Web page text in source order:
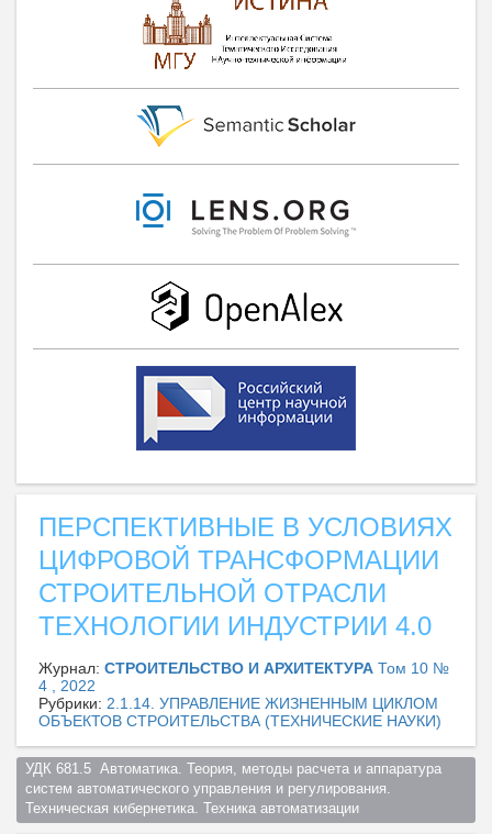
ПЕРСПЕКТИВНЫЕ В УСЛОВИЯХ
ЦИФРОВОЙ ТРАНСФОРМАЦИИ
СТРОИТЕЛЬНОЙ ОТРАСЛИ
ТЕХНОЛОГИИ ИНДУСТРИИ 4.0
Журнал: СТРОИТЕЛЬСТВО И АРХИТЕКТУРА Том 10 №
4 , 2022
Рубрики: 2.1.14. УПРАВЛЕНИЕ ЖИЗНЕННЫМ ЦИКЛОМ
ОБЪЕКТОВ СТРОИТЕЛЬСТВА (ТЕХНИЧЕСКИЕ НАУКИ)
УДК 681.5  Автоматика. Теория, методы расчета и аппаратура
систем автоматического управления и регулирования.
Техническая кибернетика. Техника автоматизации